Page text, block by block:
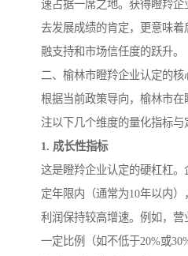
速占据一席之地。获得瞪羚
去发展成绩的肯定，更意味
融支持和市场信任度的跃升。
二、榆林市瞪羚企业认定的核
根据当前政策导向，榆林市
注以下几个维度的量化指标与
1. 成长性指标
这是瞪羚企业认定的硬杠杠
定年限内（通常为10年以内
利润保持较高增速。例如，营
一定比例（如不低于20%或